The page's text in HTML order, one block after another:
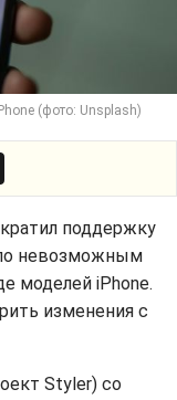
(фото: Unsplash)
поддержку
невозможным
моделей iPhone.
изменения с
Styler) со